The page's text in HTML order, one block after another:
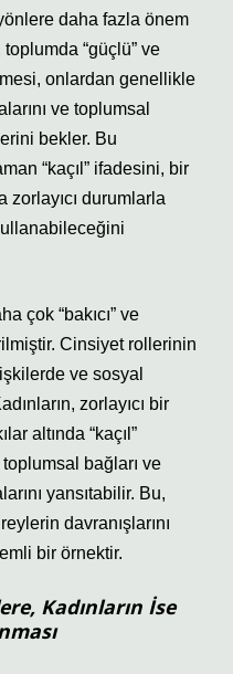
daha fazla önem
“güçlü” ve
onlardan genellikle
ve toplumsal
bekler. Bu
“kaçıl” ifadesini, bir
durumlarla
çok “bakıcı” ve
Cinsiyet rollerinin
ve sosyal
zorlayıcı bir
altında “kaçıl”
bağları ve
yansıtabilir. Bu,
davranışlarını
bir örnektir.
Kadınların İse